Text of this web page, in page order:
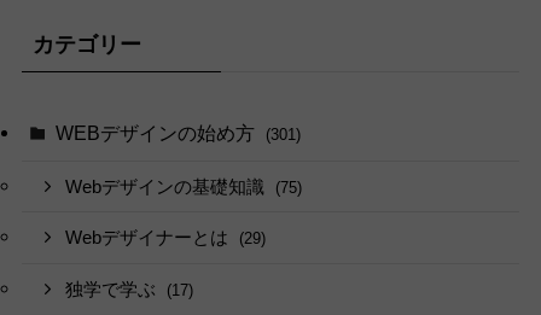
カテゴリー
WEBデザインの始め方 (301)
Webデザインの基礎知識 (75)
Webデザイナーとは (29)
独学で学ぶ (17)